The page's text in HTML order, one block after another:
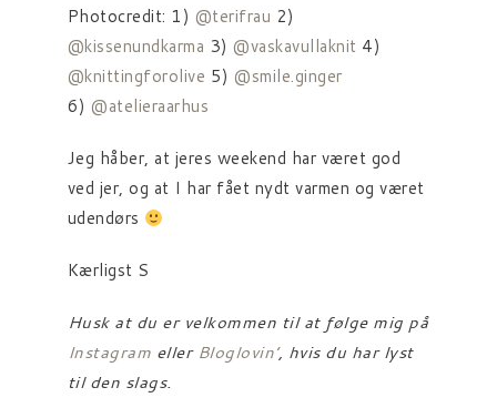
Photocredit: 1) @terifrau 2)
@kissenundkarma 3) @vaskavullaknit 4)
@knittingforolive 5) @smile.ginger
6) @atelieraarhus
Jeg håber, at jeres weekend har været god
ved jer, og at I har fået nydt varmen og været
udendørs
Kærligst S
Husk at du er velkommen til at følge mig på
Instagram eller Bloglovin’, hvis du har lyst
til den slags.